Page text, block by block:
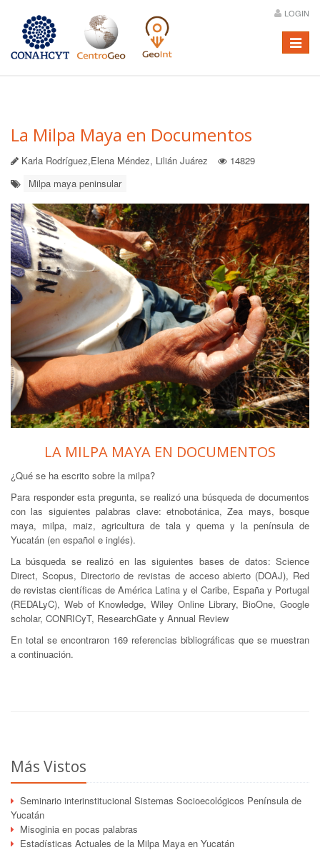
LOGIN
Menú
La Milpa Maya en Documentos
Karla Rodríguez,Elena Méndez, Lilián Juárez
14829
Milpa maya peninsular
LA MILPA MAYA EN DOCUMENTOS
¿Qué se ha escrito sobre la milpa?
Para responder esta pregunta, se realizó una búsqueda de documentos
con las siguientes palabras clave: etnobotánica, Zea mays, bosque
maya, milpa, maiz, agricultura de tala y quema y la península de
Yucatán (en español e inglés).
La búsqueda se realizó en las siguientes bases de datos: Science
Direct, Scopus, Directorio de revistas de acceso abierto (DOAJ), Red
de revistas científicas de América Latina y el Caribe, España y Portugal
(REDALyC), Web of Knowledge, Wiley Online Library, BioOne, Google
scholar, CONRICyT, ResearchGate y Annual Review
En total se encontraron 169 referencias bibliográficas que se muestran
a continuación.
Más Vistos
Seminario interinstitucional Sistemas Socioecológicos Península de
Yucatán
Misoginia en pocas palabras
Estadísticas Actuales de la Milpa Maya en Yucatán